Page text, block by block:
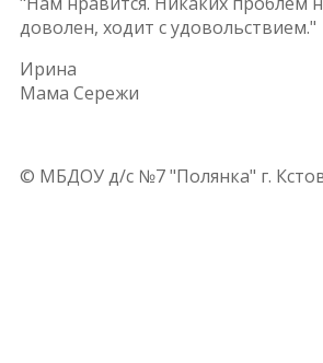
доволен, ходит с удовольствием."
Ирина
Мама Сережи
© МБДОУ д/с №7 "Полянка" г.